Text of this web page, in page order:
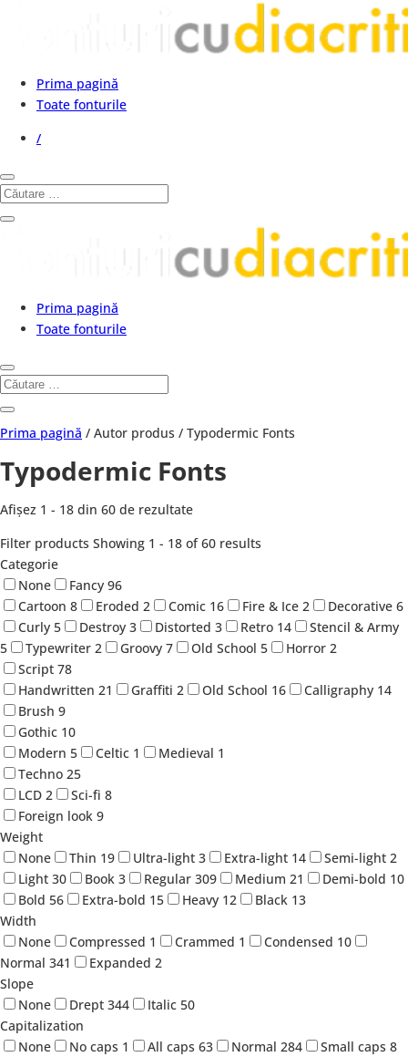
Prima pagină
Toate fonturile
/
Prima pagină
Toate fonturile
Prima pagină / Autor produs / Typodermic Fonts
Typodermic Fonts
Afișez 1 - 18 din 60 de rezultate
Filter products Showing 1 - 18 of 60 results
Categorie
None
Fancy 96
Cartoon 8 Eroded 2 Comic 16 Fire & Ice 2 Decorative 6
Curly 5 Destroy 3 Distorted 3 Retro 14
Stencil & Army
5
Typewriter 2 Groovy 7 Old School 5 Horror 2
Script 78
Handwritten 21 Graffiti 2 Old School 16 Calligraphy 14
Brush 9
Gothic 10
Modern 5 Celtic 1 Medieval 1
Techno 25
LCD 2 Sci-fi 8
Foreign look 9
Weight
None
Thin 19 Ultra-light 3 Extra-light 14 Semi-light 2
Light 30 Book 3 Regular 309 Medium 21 Demi-bold 10
Bold 56 Extra-bold 15 Heavy 12 Black 13
Width
None
Compressed 1 Crammed 1 Condensed 10
Normal 341 Expanded 2
Slope
None
Drept 344 Italic 50
Capitalization
None
No caps 1 All caps 63 Normal 284 Small caps 8